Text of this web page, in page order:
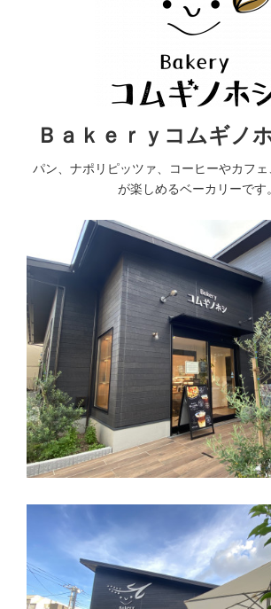
Ｂａｋｅｒｙコムギノ
パン、ナポリピッツァ、コーヒーやカフ
が楽しめるベーカリーです